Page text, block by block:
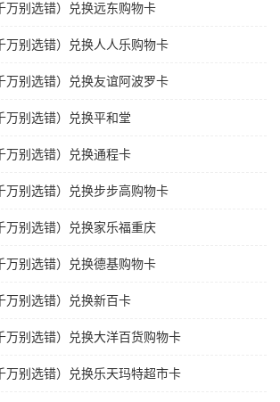
万别选错）兑换远东购物卡
万别选错）兑换人人乐购物卡
万别选错）兑换友谊阿波罗卡
万别选错）兑换平和堂
万别选错）兑换通程卡
万别选错）兑换步步高购物卡
万别选错）兑换家乐福重庆
万别选错）兑换德基购物卡
万别选错）兑换新百卡
万别选错）兑换大洋百货购物卡
万别选错）兑换乐天玛特超市卡